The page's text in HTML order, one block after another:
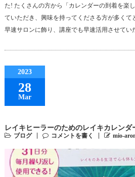
た! たくさんの方から「カレンダーの到着を楽
ていただき、興味を持ってくださる方が多く
早速サロンに飾り、講座でも早速活用させて
2023
28
Mar
レイキヒーラーのためのレイキカレンダ
ブログ コメントを書く mio-